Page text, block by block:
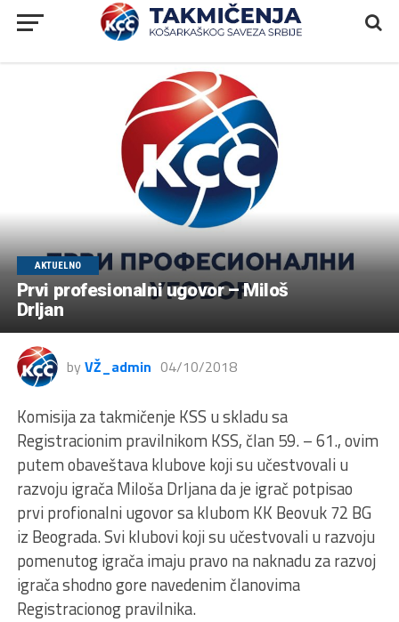
AKTUELNO
Prvi profesionalni ugovor – Miloš
Drljan
by VŽ_admin 04/10/2018
Komisija za takmičenje KSS u skladu sa
Registracionim pravilnikom KSS, član 59. – 61., ovim
putem obaveštava klubove koji su učestvovali u
razvoju igrača Miloša Drljana da je igrač potpisao
prvi profionalni ugovor sa klubom KK Beovuk 72 BG
iz Beograda. Svi klubovi koji su učestvovali u razvoju
pomenutog igrača imaju pravo na naknadu za razvoj
igrača shodno gore navedenim članovima
Registracionog pravilnika.